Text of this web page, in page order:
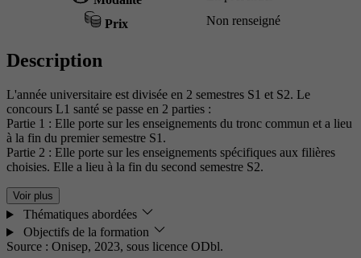
Prix Non renseigné
Description
L'année universitaire est divisée en 2 semestres S1 et S2. Le
concours L1 santé se passe en 2 parties :
Partie 1 : Elle porte sur les enseignements du tronc commun et a lieu
à la fin du premier semestre S1.
Partie 2 : Elle porte sur les enseignements spécifiques aux filières
choisies. Elle a lieu à la fin du second semestre S2.
Voir plus
Thématiques abordées
Objectifs de la formation
Source : Onisep, 2023, sous licence ODbl.